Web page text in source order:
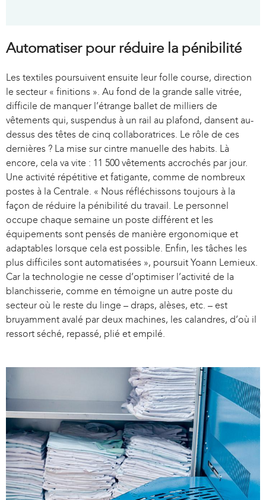
Automatiser pour réduire la pénibilité
Les textiles poursuivent ensuite leur folle course, direction
le secteur « finitions ». Au fond de la grande salle vitrée,
difficile de manquer l’étrange ballet de milliers de
vêtements qui, suspendus à un rail au plafond, dansent au-
dessus des têtes de cinq collaboratrices. Le rôle de ces
dernières ? La mise sur cintre manuelle des habits. Là
encore, cela va vite : 11 500 vêtements accrochés par jour.
Une activité répétitive et fatigante, comme de nombreux
postes à la Centrale. « Nous réfléchissons toujours à la
façon de réduire la pénibilité du travail. Le personnel
occupe chaque semaine un poste différent et les
équipements sont pensés de manière ergonomique et
adaptables lorsque cela est possible. Enfin, les tâches les
plus difficiles sont automatisées », poursuit Yoann Lemieux.
Car la technologie ne cesse d’optimiser l’activité de la
blanchisserie, comme en témoigne un autre poste du
secteur où le reste du linge – draps, alèses, etc. – est
bruyamment avalé par deux machines, les calandres, d’où il
ressort séché, repassé, plié et empilé.